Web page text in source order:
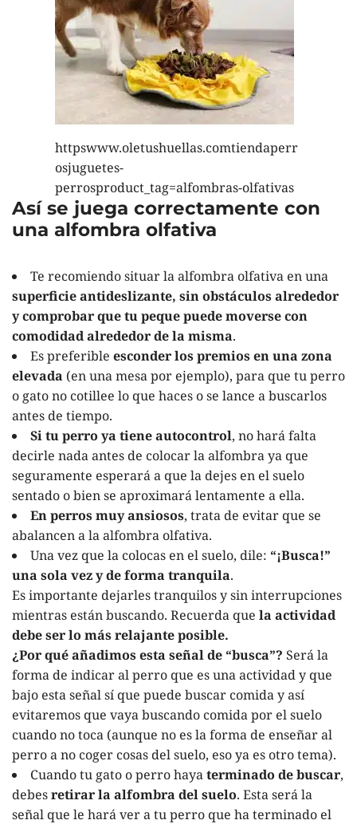
httpswww.oletushuellas.comtiendaperr
osjuguetes-
perrosproduct_tag=alfombras-olfativas
Así se juega correctamente con
una alfombra olfativa
Te recomiendo situar la alfombra olfativa en una
superficie antideslizante, sin obstáculos alrededor
y comprobar que tu peque puede moverse con
comodidad alrededor de la misma.
Es preferible esconder los premios en una zona
elevada (en una mesa por ejemplo), para que tu perro
o gato no cotillee lo que haces o se lance a buscarlos
antes de tiempo.
Si tu perro ya tiene autocontrol, no hará falta
decirle nada antes de colocar la alfombra ya que
seguramente esperará a que la dejes en el suelo
sentado o bien se aproximará lentamente a ella.
En perros muy ansiosos, trata de evitar que se
abalancen a la alfombra olfativa.
Una vez que la colocas en el suelo, dile: “¡Busca!”
una sola vez y de forma tranquila.
Es importante dejarles tranquilos y sin interrupciones
mientras están buscando. Recuerda que la actividad
debe ser lo más relajante posible.
¿Por qué añadimos esta señal de “busca”? Será la
forma de indicar al perro que es una actividad y que
bajo esta señal sí que puede buscar comida y así
evitaremos que vaya buscando comida por el suelo
cuando no toca (aunque no es la forma de enseñar al
perro a no coger cosas del suelo, eso ya es otro tema).
Cuando tu gato o perro hayaterminado de buscar,
debesretirar la alfombra del suelo. Esta será la
señal que le hará ver a tu perro que ha terminado el